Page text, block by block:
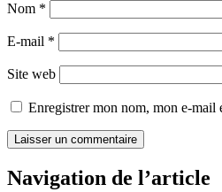
Nom *
E-mail *
Site web
Enregistrer mon nom, mon e-mail
Navigation de l’article